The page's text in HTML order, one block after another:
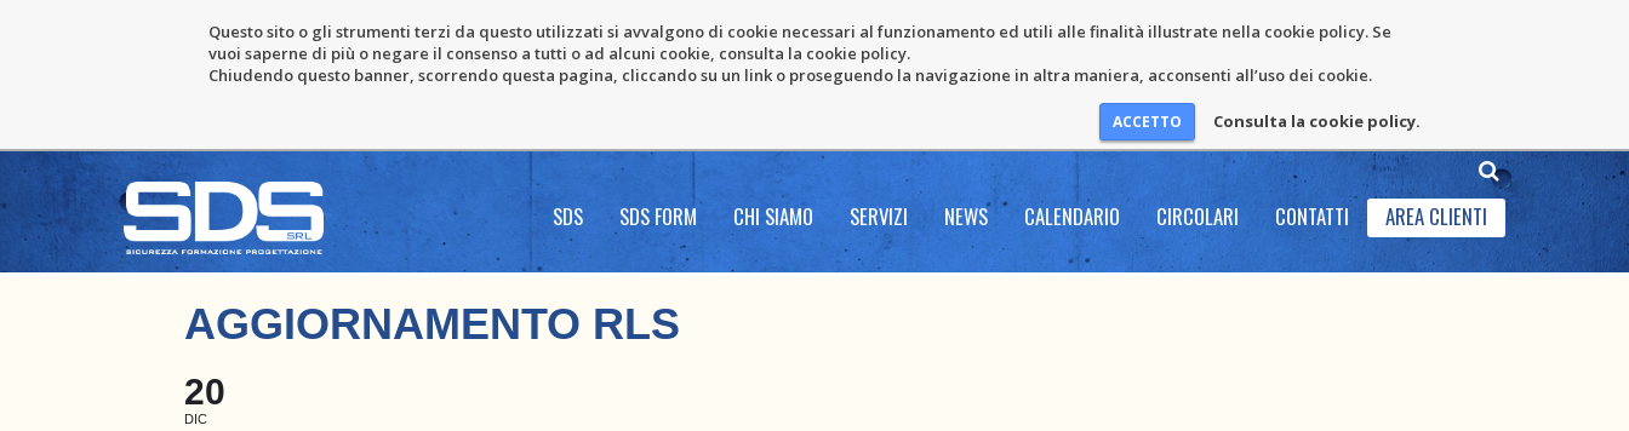
Questo sito o gli strumenti terzi da questo utilizzati si avvalgono di cookie necessari al funzionamento ed utili alle finalità illustrate nella cookie policy. Se
vuoi saperne di più o negare il consenso a tutti o ad alcuni cookie, consulta la cookie policy.
Chiudendo questo banner, scorrendo questa pagina, cliccando su un link o proseguendo la navigazione in altra maniera, acconsenti all’uso dei cookie.
Consulta la cookie policy.
SDS SDS FORM CHI SIAMO SERVIZI NEWS CALENDARIO CIRCOLARI CONTATTI AREA CLIENTI
AGGIORNAMENTO RLS
20
DIC